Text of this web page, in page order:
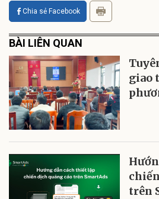
Chia sẻ Facebook
BÀI LIÊN QUAN
giao
trên